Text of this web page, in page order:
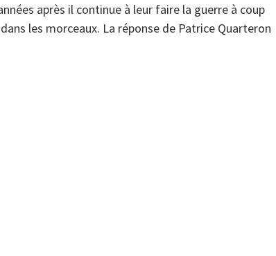
après il continue à leur faire la guerre à coup
les morceaux. La réponse de Patrice Quarteron